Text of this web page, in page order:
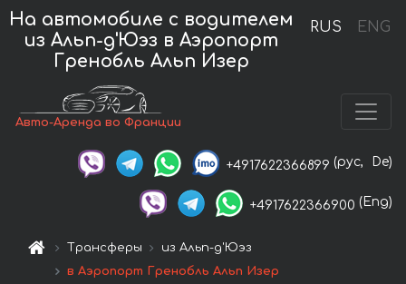
RUS ENG
На автомобиле с водителем
из Альп-д'Юэз в Аэропорт
Гренобль Альп Изер
Авто-Аренда во Франции
+4917622366899 (рус, De)
+4917622366900 (Eng)
Трансферы
из Альп-д'Юэз
в Аэропорт Гренобль Альп Изер